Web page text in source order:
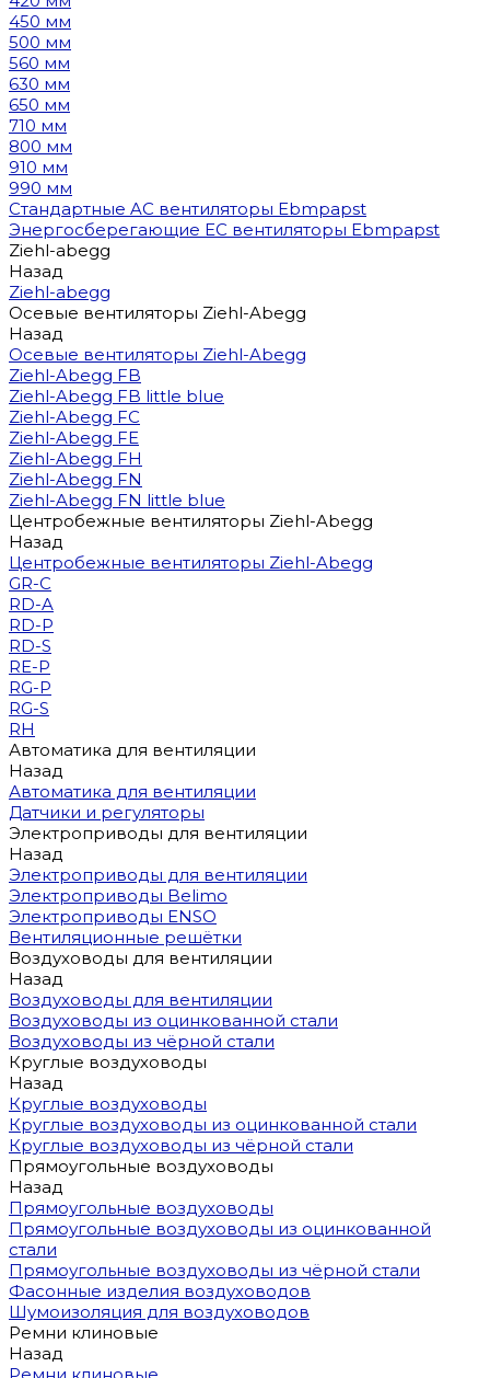
450 мм
500 мм
560 мм
630 мм
650 мм
710 мм
800 мм
910 мм
990 мм
Стандартные AC вентиляторы Ebmpapst
Энергосберегающие EC вентиляторы Ebmpapst
Ziehl-abegg
Назад
Ziehl-abegg
Осевые вентиляторы Ziehl-Abegg
Назад
Осевые вентиляторы Ziehl-Abegg
Ziehl-Abegg FB
Ziehl-Abegg FB little blue
Ziehl-Abegg FC
Ziehl-Abegg FE
Ziehl-Abegg FH
Ziehl-Abegg FN
Ziehl-Abegg FN little blue
Центробежные вентиляторы Ziehl-Abegg
Назад
Центробежные вентиляторы Ziehl-Abegg
GR-C
RD-A
RD-P
RD-S
RE-P
RG-P
RG-S
RH
Автоматика для вентиляции
Назад
Автоматика для вентиляции
Датчики и регуляторы
Электроприводы для вентиляции
Назад
Электроприводы для вентиляции
Электроприводы Belimo
Электроприводы ENSO
Вентиляционные решётки
Воздуховоды для вентиляции
Назад
Воздуховоды для вентиляции
Воздуховоды из оцинкованной стали
Воздуховоды из чёрной стали
Круглые воздуховоды
Назад
Круглые воздуховоды
Круглые воздуховоды из оцинкованной стали
Круглые воздуховоды из чёрной стали
Прямоугольные воздуховоды
Назад
Прямоугольные воздуховоды
Прямоугольные воздуховоды из оцинкованной
стали
Прямоугольные воздуховоды из чёрной стали
Фасонные изделия воздуховодов
Шумоизоляция для воздуховодов
Ремни клиновые
Назад